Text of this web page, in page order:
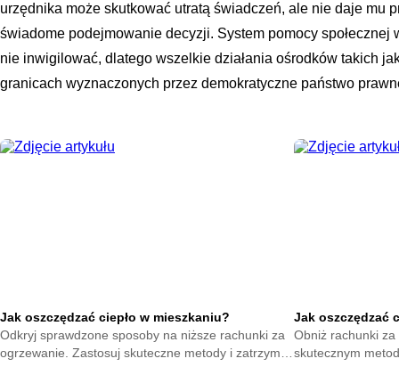
urzędnika może skutkować utratą świadczeń, ale nie daje mu
świadome podejmowanie decyzji. System pomocy społecznej
nie inwigilować, dlatego wszelkie działania ośrodków takich
granicach wyznaczonych przez demokratyczne państwo
Jak oszczędzać ciepło w mieszkaniu?
Odkryj sprawdzone sposoby na niższe rachunki za
ogrzewanie. Zastosuj skuteczne metody i zatrzymaj
Jak oszczędzać
Obniż rachunki
skutecznym